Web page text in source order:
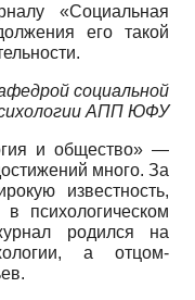
«Социальная
его такой
социальной
АПП ЮФУ
и общество» —
много. За
известность,
психологическом
родился на
а отцом-